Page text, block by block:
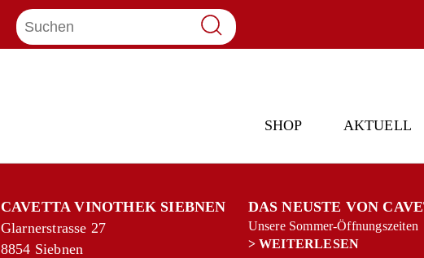
SHOP AKTUELL
CAVETTA VINOTHEK SIEBNEN
Glarnerstrasse 27
8854 Siebnen
DAS NEUSTE VON
Unsere Sommer-Öffnungszeiten
> WEITERLESEN